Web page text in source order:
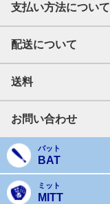
支払い方法について
配送について
送料
お問い合わせ
バット
BAT
ミット
MITT